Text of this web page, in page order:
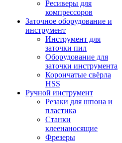
Ресиверы для
компрессоров
Заточное оборудование и
инструмент
Инструмент для
заточки пил
Оборудование для
заточки инструмента
Корончатые свёрла
HSS
Ручной инструмент
Резаки для шпона и
пластика
Станки
клеенаносящие
Фрезеры